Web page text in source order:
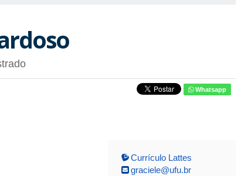
Whatsapp
Currículo Lattes
graciele@ufu.br